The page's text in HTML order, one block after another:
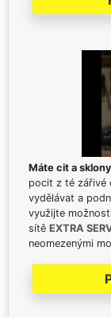
Máte cit a
pocit z té zářivé
vydělávat a
využijte
sítě EXTRA
neomezenými